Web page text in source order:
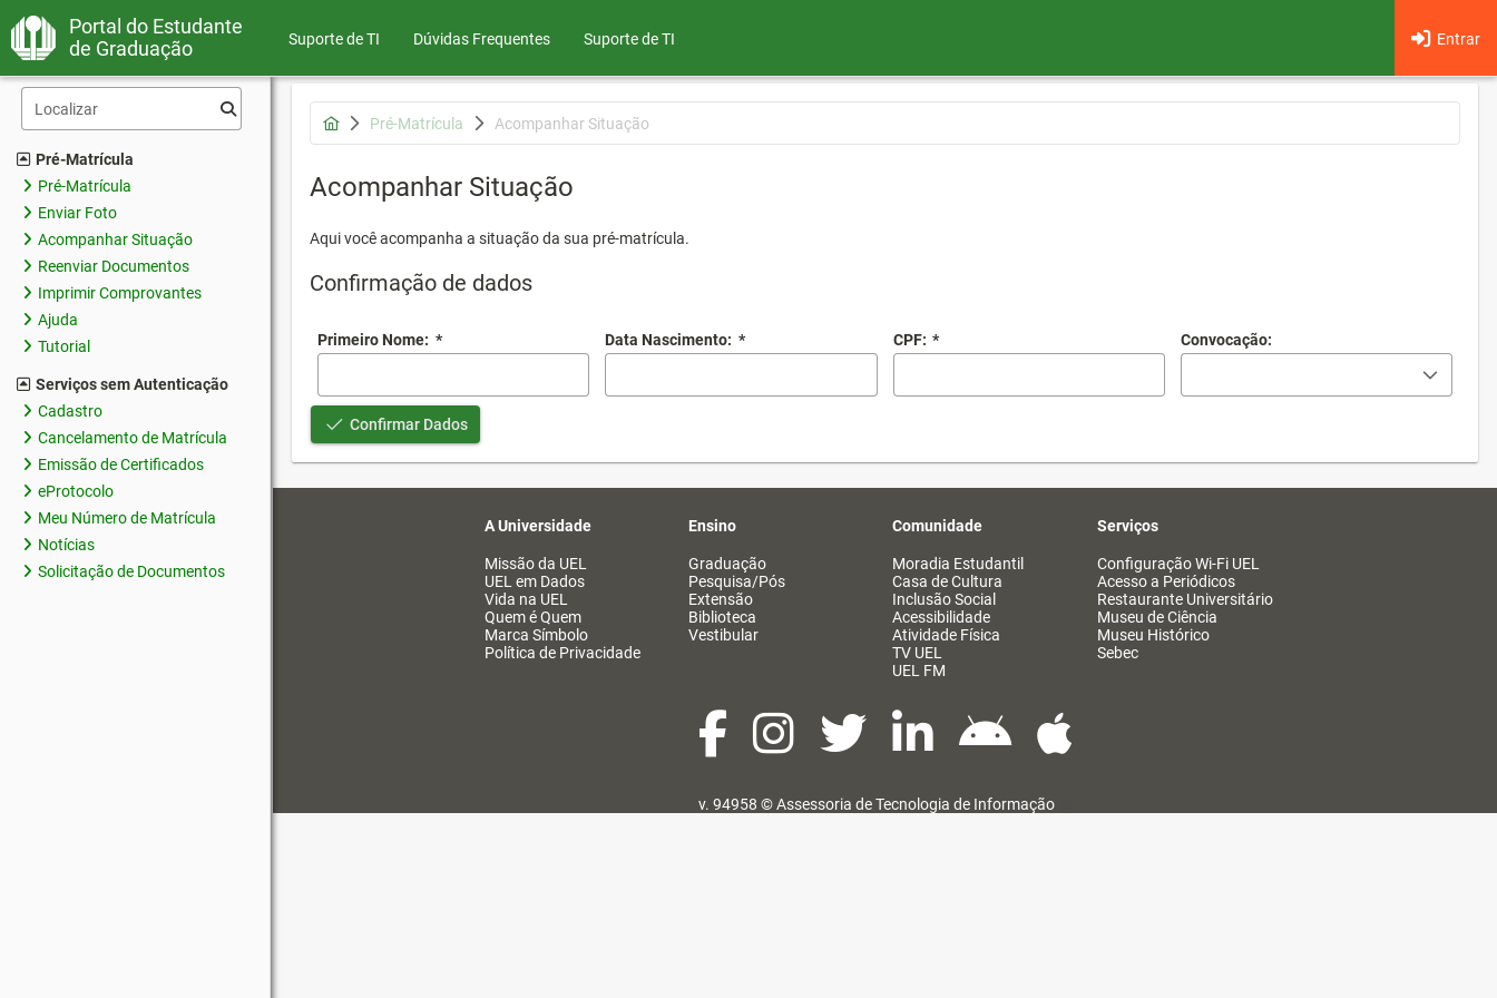
Portal do Estudante
de Graduação
Suporte de TI Dúvidas Frequentes Entrar
Suporte de TI
Pré-Matrícula
Pré-Matrícula
Enviar Foto
Acompanhar Situação
Reenviar Documentos
Imprimir Comprovantes
Ajuda
Tutorial
Serviços sem Autenticação
Cadastro
Cancelamento de Matrícula
Emissão de Certificados
eProtocolo
Meu Número de Matrícula
Notícias
Solicitação de Documentos
Pré-Matrícula Acompanhar Situação
Acompanhar Situação
Aqui você acompanha a situação da sua pré-matrícula.
Confirmação de dados
Primeiro Nome: * Data Nascimento: * CPF: * Convocação:
Confirmar Dados
A Universidade
Missão da UEL
UEL em Dados
Vida na UEL
Quem é Quem
Marca Símbolo
Política de Privacidade
Ensino
Graduação
Pesquisa/Pós
Extensão
Biblioteca
Vestibular
Comunidade
Moradia Estudantil
Casa de Cultura
Inclusão Social
Acessibilidade
Atividade Física
TV UEL
UEL FM
Serviços
Configuração Wi-Fi UEL
Acesso a Periódicos
Restaurante Universitário
Museu de Ciência
Museu Histórico
Sebec
v. 94958 ©Assessoria de Tecnologia de Informação